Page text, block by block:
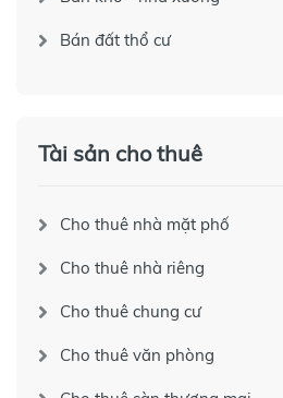
Bán đất thổ cư
Tài sản cho thuê
Cho thuê nhà mặt phố
Cho thuê nhà riêng
Cho thuê chung cư
Cho thuê văn phòng